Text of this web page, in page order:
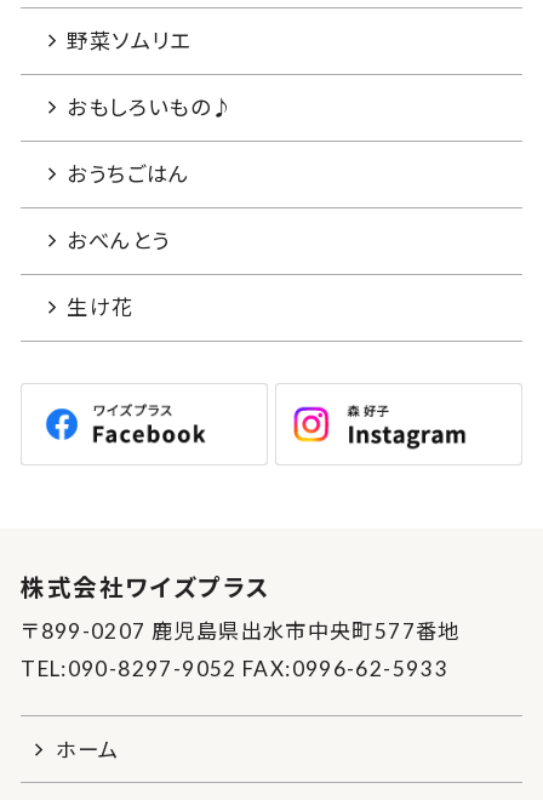
野菜ソムリエ
おもしろいもの♪
おうちごはん
おべんとう
生け花
株式会社ワイズプラス
〒899-0207 鹿児島県出水市中央町577番地
TEL:090-8297-9052 FAX:0996-62-5933
ホーム